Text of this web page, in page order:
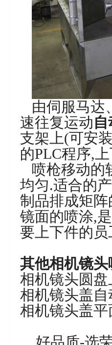
由伺服马达
速往复运动
支架上(可安
的PLC程序,
喷枪移动的
均匀.适合的
制品排成矩
镜面的喷涂,
要上下件的
其他相机镜
相机镜头圆
相机镜头盖
相机镜头盖